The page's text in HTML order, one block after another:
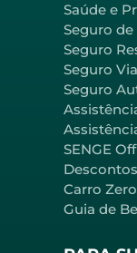
Saúde e
Seguro de
Seguro
Seguro
Seguro
SENGE
Carro
Guia de